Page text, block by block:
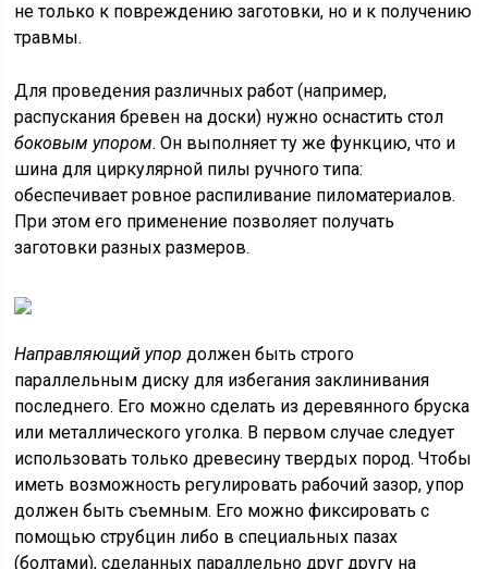
не только к повреждению заготовки, но и к получению
травмы.
Для проведения различных работ (например,
распускания бревен на доски) нужно оснастить стол
боковым упором. Он выполняет ту же функцию, что и
шина для циркулярной пилы ручного типа:
обеспечивает ровное распиливание пиломатериалов.
При этом его применение позволяет получать
заготовки разных размеров.
Направляющий упор должен быть строго
параллельным диску для избегания заклинивания
последнего. Его можно сделать из деревянного бруска
или металлического уголка. В первом случае следует
использовать только древесину твердых пород. Чтобы
иметь возможность регулировать рабочий зазор, упор
должен быть съемным. Его можно фиксировать с
помощью струбцин либо в специальных пазах
(болтами), сделанных параллельно друг другу на